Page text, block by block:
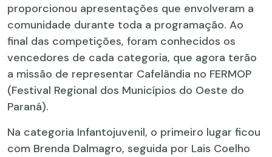
proporcionou apresentações que envolveram a
comunidade durante toda a programação. Ao
final das competições, foram conhecidos os
vencedores de cada categoria, que agora terão
a missão de representar Cafelândia no FERMOP
(Festival Regional dos Municípios do Oeste do
Paraná).
Na categoria Infantojuvenil, o primeiro lugar ficou
com Brenda Dalmagro, seguida por Lais Coelho